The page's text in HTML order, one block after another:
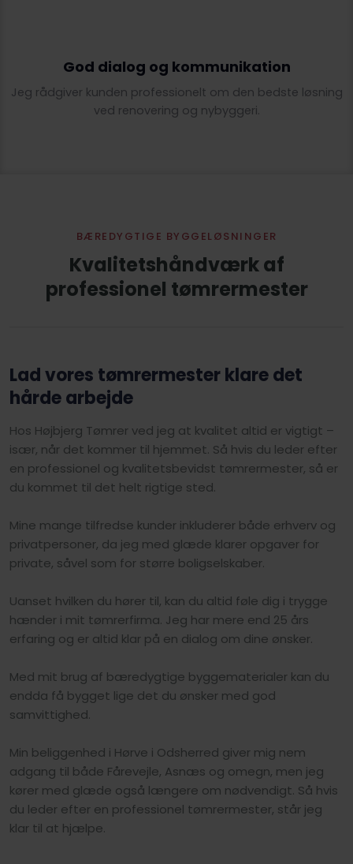
God dialog og kommunikation
​Jeg rådgiver kunden professionelt om den bedste løsning
ved renovering og nybyggeri.
BÆREDYGTIGE BYGGELØSNINGER
Kvalitetshåndværk af
professionel tømrermester
Lad vores tømrermester klare det
hårde arbejde
Hos Højbjerg Tømrer ved jeg at kvalitet altid er vigtigt –
især, når det kommer til hjemmet. Så hvis du leder efter
en professionel og kvalitetsbevidst tømrermester, så er
du kommet til det helt rigtige sted.
Mine mange tilfredse kunder inkluderer både erhverv og
privatpersoner, da jeg med glæde klarer opgaver for
private, såvel som for større boligselskaber.
Uanset hvilken du hører til, kan du altid føle dig i trygge
hænder i mit tømrerfirma.​ Jeg har mere end 25 års
erfaring og er altid klar på en dialog om dine ønsker.
Med mit brug af bæredygtige byggematerialer kan du
endda få bygget lige det du ønsker med god
samvittighed.
Min beliggenhed i Hørve i Odsherred giver mig nem
adgang til både Fårevejle, Asnæs og omegn, men jeg
kører med glæde også længere om nødvendigt.​ Så hvis
du leder efter en professionel tømrermester, står jeg
klar til at hjælpe.